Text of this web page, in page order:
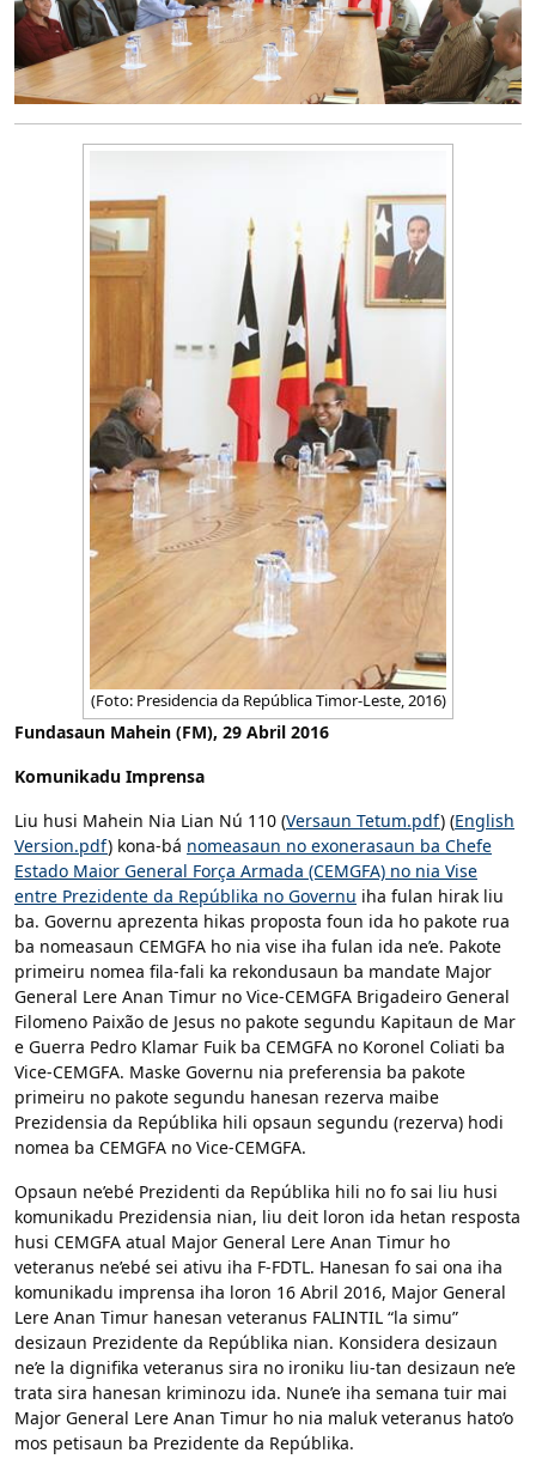
(Foto: Presidencia da República Timor-Leste, 2016)
Fundasaun Mahein (FM), 29 Abril 2016
Komunikadu Imprensa
Liu husi Mahein Nia Lian Nú 110 (Versaun Tetum.pdf) (English
Version.pdf) kona-bá nomeasaun no exonerasaun ba Chefe
Estado Maior General Força Armada (CEMGFA) no nia Vise
entre Prezidente da Repúblika no Governu iha fulan hirak liu
ba. Governu aprezenta hikas proposta foun ida ho pakote rua
ba nomeasaun CEMGFA ho nia vise iha fulan ida ne’e. Pakote
primeiru nomea fila-fali ka rekondusaun ba mandate Major
General Lere Anan Timur no Vice-CEMGFA Brigadeiro General
Filomeno Paixão de Jesus no pakote segundu Kapitaun de Mar
e Guerra Pedro Klamar Fuik ba CEMGFA no Koronel Coliati ba
Vice-CEMGFA. Maske Governu nia preferensia ba pakote
primeiru no pakote segundu hanesan rezerva maibe
Prezidensia da Repúblika hili opsaun segundu (rezerva) hodi
nomea ba CEMGFA no Vice-CEMGFA.
Opsaun ne’ebé Prezidenti da Repúblika hili no fo sai liu husi
komunikadu Prezidensia nian, liu deit loron ida hetan resposta
husi CEMGFA atual Major General Lere Anan Timur ho
veteranus ne’ebé sei ativu iha F-FDTL. Hanesan fo sai ona iha
komunikadu imprensa iha loron 16 Abril 2016, Major General
Lere Anan Timur hanesan veteranus FALINTIL “la simu”
desizaun Prezidente da Repúblika nian. Konsidera desizaun
ne’e la dignifika veteranus sira no ironiku liu-tan desizaun ne’e
trata sira hanesan kriminozu ida. Nune’e iha semana tuir mai
Major General Lere Anan Timur ho nia maluk veteranus hato’o
mos petisaun ba Prezidente da Repúblika.